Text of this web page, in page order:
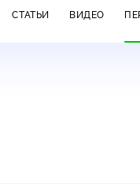
СТАТЬИ ВИДЕО